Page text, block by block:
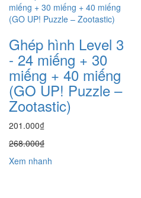
Ghép hình Level 3
- 24 miếng + 30
miếng + 40 miếng
(GO UP! Puzzle –
Zootastic)
201.000₫
268.000₫
Xem nhanh